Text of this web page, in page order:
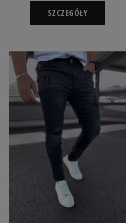
SZCZEGÓŁY